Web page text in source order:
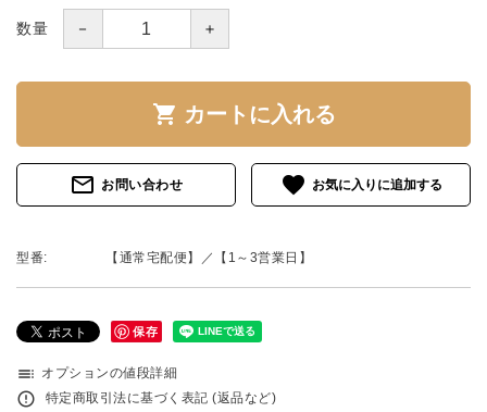
数量 － ＋
shopping_cart カートに入れる
mail_outline お問い合わせ favorite
型番: 【通常宅配便】／【1～3営業日】
保存
toc オプションの値段詳細
error_outline 特定商取引法に基づく表記 (返品など)